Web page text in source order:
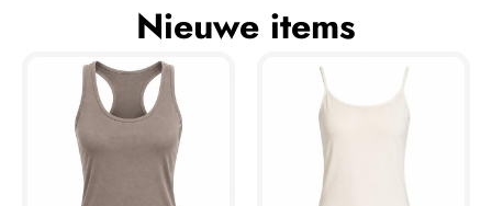
Nieuwe items